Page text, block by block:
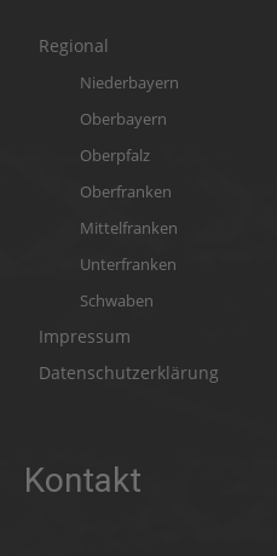
Regional
Niederbayern
Oberbayern
Oberpfalz
Oberfranken
Mittelfranken
Unterfranken
Schwaben
Impressum
Datenschutzerklärung
Kontakt